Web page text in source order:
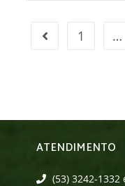
1 …
ATENDIMENTO
(53) 3242-1332